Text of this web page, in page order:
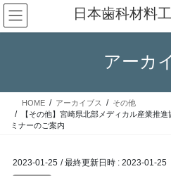
コ
ン
テ
ス
ナ
ビ
ゲ
ン
日本歯科材料
アーカ
HOME アーカイブス
その他
【その他】宮崎県北部メディカル産業推
ミナーのご案内
2023-01-25 / 最終更新日時 : 2023-01-25